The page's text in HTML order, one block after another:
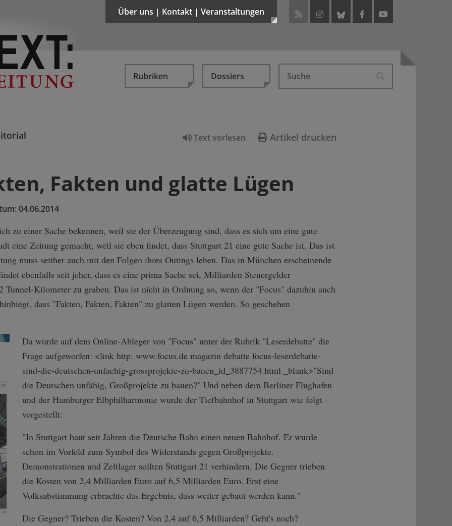
Über uns | Kontakt | Veranstaltungen
Rubriken Dossiers
Text vorlesen Artikel drucken
Fakten und glatte Lügen
04.06.2014
zu einer Sache bekennen, weil sie der Überzeugung sind, dass es sich um eine gute
eine Zeitung gemacht, weil sie eben findet, dass Stuttgart 21 eine gute Sache ist. Das ist
muss seither auch mit den Folgen ihres Outings leben. Das in München erscheinende
ebenfalls seit jeher, dass es eine prima Sache sei, Milliarden Steuergelder
Tunnel-Kilometer zu graben. Das ist nicht in Ordnung so, wenn der "Focus" dazuhin auch
dass "Fakten, Fakten, Fakten" zu glatten Lügen werden. So geschehen
Da wurde auf dem Online-Ableger von "Focus" unter der Rubrik "Leserdebatte" die
Frage aufgeworfen: <link http: www.focus.de magazin debatte focus-leserdeba­tte-
sind-die-de­utschen-unfaehi­g-grossprojekte­-zu-bauen_id_38­87754.html _blank>"Sind
die Deutschen unfähig, Großprojekte zu bauen?" Und neben dem Berliner Flughafen
und der Hamburger Elbphilharmonie wurde der Tiefbahnhof in Stuttgart wie folgt
vorgestellt:
"In Stuttgart baut seit Jahren die Deutsche Bahn einen neuen Bahnhof. Er wurde
schon im Vorfeld zum Symbol des Widerstands gegen Großprojekte.
Demonstrationen und Zeltlager sollten Stuttgart 21 verhindern. Die Gegner trieben
die Kosten von 2,4 Milliarden Euro auf 6,5 Milliarden Euro. Erst eine
Volksabstimmung erbrachte das Ergebnis, dass weiter gebaut werden kann."
Die Gegner? Trieben die Kosten? Von 2,4 auf 6,5 Milliarden? Geht's noch?